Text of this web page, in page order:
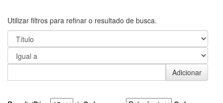
Utilizar filtros para refinar o resultado de busca.